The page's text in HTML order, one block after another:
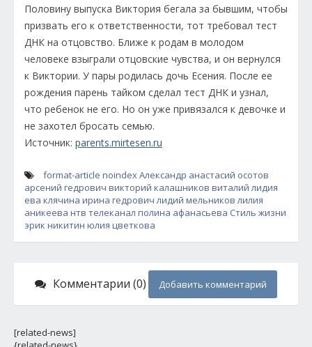
Половину выпуска Виктория бегала за бывшим, чтобы
призвать его к ответственности, тот требовал тест
ДНК на отцовство. Ближе к родам в молодом
человеке взыграли отцовские чувства, и он вернулся
к Виктории. У пары родилась дочь Есения. После ее
рождения парень тайком сделал тест ДНК и узнал,
что ребенок не его. Но он уже привязался к девочке и
не захотел бросать семью.
Источник: parents.mirtesen.ru
format-article noindexАлександр анастасий осотов
арсений гедрович викторий калашников виталий лидия
ева клячина ирина гедрович лидий мельников лилия
аникеева нтв телеканал полина афанасьева Стиль жизни
эрик никитин юлия цветкова
Комментарии (0) Добавить комментарий
[related-news]